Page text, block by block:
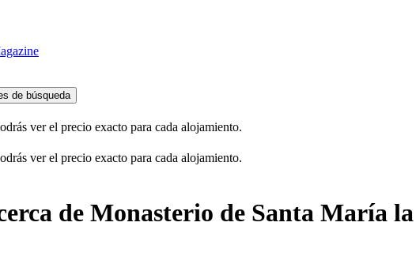
de búsqueda
ver el precio exacto para cada alojamiento.
ver el precio exacto para cada alojamiento.
de Monasterio de Santa María